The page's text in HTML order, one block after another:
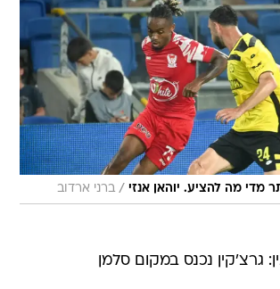
מדי מה להציע. יוהאן אנזי / ברני ארדוב
גרצ'קין נכנס במקום סלמן